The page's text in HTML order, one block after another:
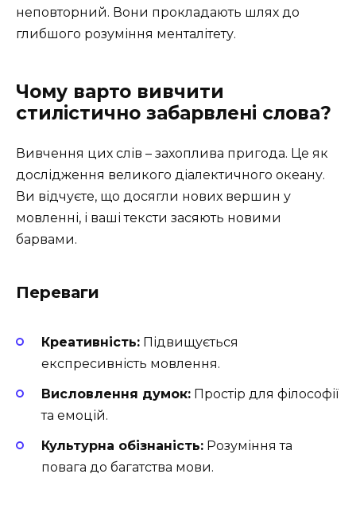
неповторний. Вони прокладають шлях до
глибшого розуміння менталітету.
Чому варто вивчити
стилістично забарвлені слова?
Вивчення цих слів – захоплива пригода. Це як
дослідження великого діалектичного океану.
Ви відчуєте, що досягли нових вершин у
мовленні, і ваші тексти засяють новими
барвами.
Переваги
Креативність: Підвищується
експресивність мовлення.
Висловлення думок: Простір для філософії
та емоцій.
Культурна обізнаність: Розуміння та
повага до багатства мови.